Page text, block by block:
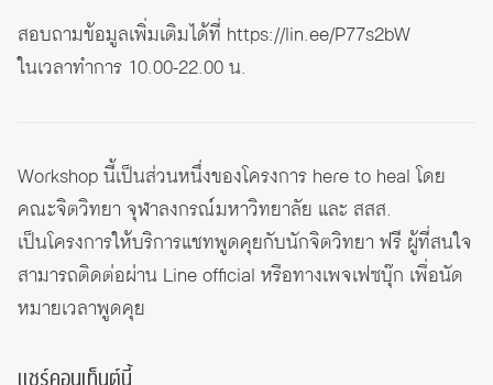
สอบถามข้อมูลเพิ่มเติมได้ที่ https://lin.ee/P77s2bW
ในเวลาทำการ 10.00-22.00 น.
Workshop นี้เป็นส่วนหนึ่งของโครงการ here to healโดย
คณะจิตวิทยา จุฬาลงกรณ์มหาวิทยาลัย และ สสส.
เป็นโครงการให้บริการแชทพูดคุยกับนักจิตวิทยา ฟรี ผู้ที่สนใจ
สามารถติดต่อผ่าน Line official หรือทางเพจเฟซบุ๊ก เพื่อนัด
หมายเวลาพูดคุย